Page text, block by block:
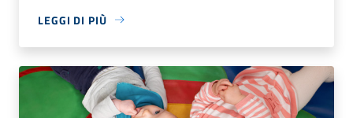
LEGGI DI PIÙ